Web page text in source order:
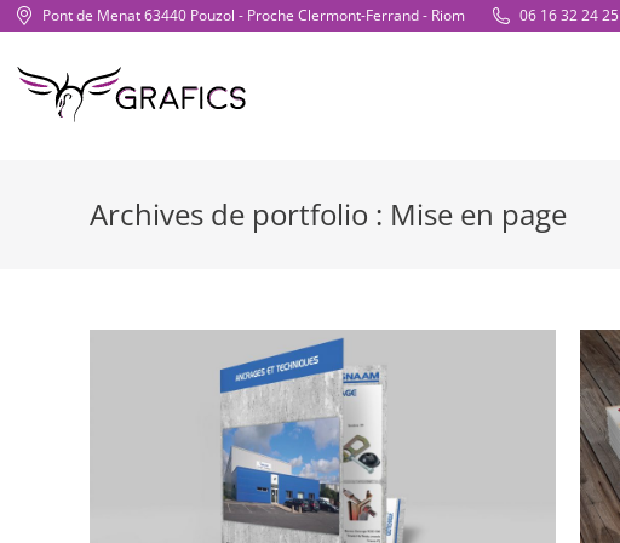
Pont de Menat 63440 Pouzol - Proche Clermont-Ferrand - Riom 06 16 32 24 25
Archives de portfolio : Mise en page